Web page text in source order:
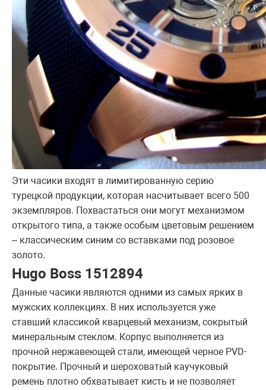
Эти часики входят в лимитированную серию
турецкой продукции, которая насчитывает всего 500
экземпляров. Похвастаться они могут механизмом
открытого типа, а также особым цветовым решением
– классическим синим со вставками под розовое
золото.
Hugo Boss 1512894
Данные часики являются одними из самых ярких в
мужских коллекциях. В них используется уже
ставший классикой кварцевый механизм, сокрытый
минеральным стеклом. Корпус выполняется из
прочной нержавеющей стали, имеющей черное PVD-
покрытие. Прочный и шероховатый каучуковый
ремень плотно обхватывает кисть и не позволяет